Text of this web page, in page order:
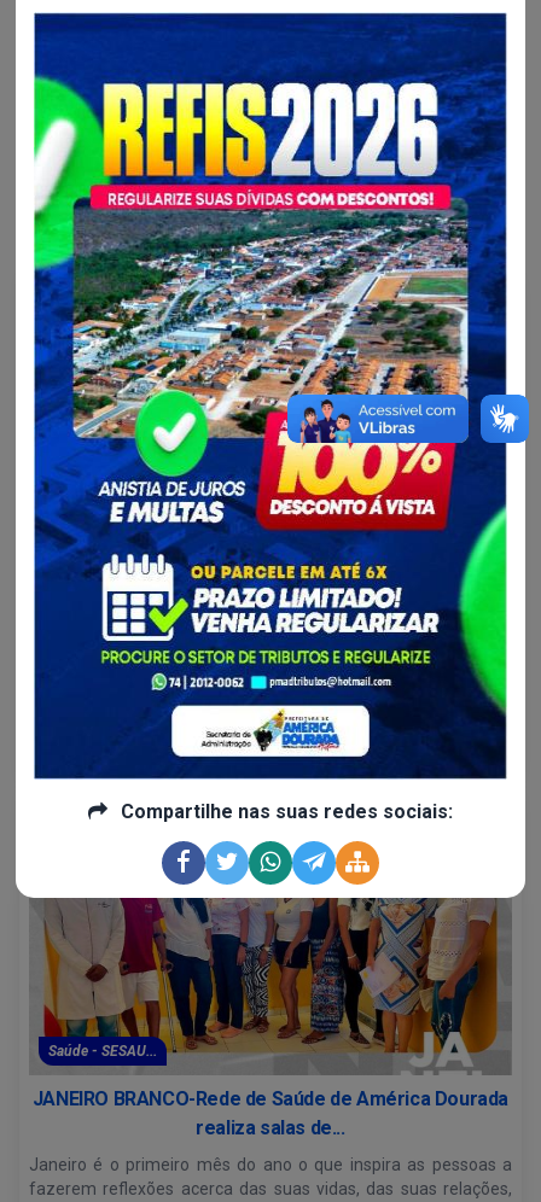
Compartilhe nas suas redes sociais:
Compartilhe nas suas redes sociais:
Mais notícias da Secretaria Municipal de Saúde -
SESAU
Saúde - SESAU...
A Semana do Bebê foi um sucesso
Na semana em que foi realizada a Semana do Bebê em nosso
Município, os profissionais das Secretarias envolvidas
percorreram as localidades para realizar a ação de maneira
Continue lendo
Saúde - SESAU...
JANEIRO BRANCO-Rede de Saúde de América Dourada
realiza salas de...
Janeiro é o primeiro mês do ano o que inspira as pessoas a
fazerem reflexões acerca das suas vidas, das suas relações,